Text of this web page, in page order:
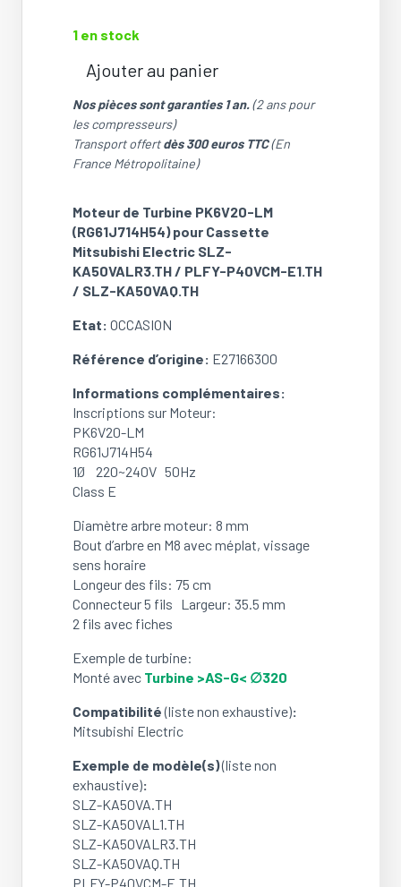
1 en stock
quantité
de
Moteur
de
Turbine
(RG61J714H54)
pour
Cassette
Mitsubishi
Electric
KA50VALR3.TH
/
P40VCM-
E1.TH
/
SLZ-
KA50VAQ.TH
(Ref:
(OCCASION)
Ajouter au panier
Nos pièces sont garanties 1 an.(2 ans pour
les compresseurs)
Transport offertdès 300 euros TTC(En
France Métropolitaine)
Moteur de Turbine PK6V20-LM
(RG61J714H54) pour Cassette
Mitsubishi Electric SLZ-
KA50VALR3.TH / PLFY-P40VCM-E1.TH
/ SLZ-KA50VAQ.TH
Etat: OCCASION
Référence d’origine: E27166300
Informations complémentaires:
Inscriptions sur Moteur:
PK6V20-LM
RG61J714H54
1Ø 220~240V 50Hz
Class E
Diamètre arbre moteur: 8 mm
Bout d’arbre en M8 avec méplat, vissage
sens horaire
Longeur des fils: 75 cm
Connecteur 5 fils Largeur: 35.5 mm
2 fils avec fiches
Exemple de turbine:
Monté avec Turbine >AS-G< ∅320
Compatibilité(liste non exhaustive):
Mitsubishi Electric
Exemple de modèle(s)(liste non
exhaustive):
SLZ-KA50VA.TH
SLZ-KA50VAL1.TH
SLZ-KA50VALR3.TH
SLZ-KA50VAQ.TH
PLFY-P40VCM-E.TH